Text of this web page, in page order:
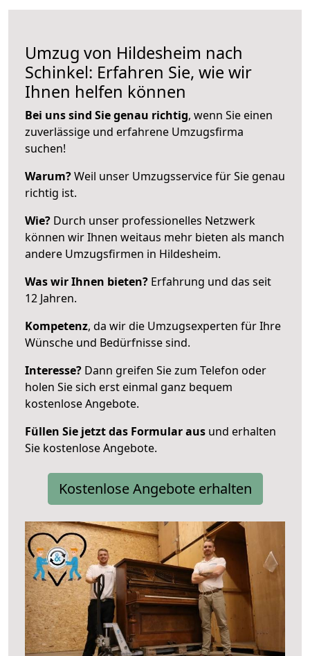
Umzug von Hildesheim nach
Schinkel: Erfahren Sie, wie wir
Ihnen helfen können
Bei uns sind Sie genau richtig, wenn Sie einen
zuverlässige und erfahrene Umzugsfirma
suchen!
Warum?Weil unser Umzugsservice für Sie genau
richtig ist.
Wie? Durch unser professionelles Netzwerk
können wir Ihnen weitaus mehr bieten als manch
andere Umzugsfirmen in Hildesheim.
Was wir Ihnen bieten? Erfahrung und das seit
12 Jahren.
Kompetenz, da wir die Umzugsexperten für Ihre
Wünsche und Bedürfnisse sind.
Interesse? Dann greifen Sie zum Telefon oder
holen Sie sich erst einmal ganz bequem
kostenlose Angebote.
Füllen Sie jetzt das Formular aus und erhalten
Sie kostenlose Angebote.
Kostenlose Angebote erhalten